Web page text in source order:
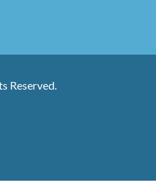
Reserved.